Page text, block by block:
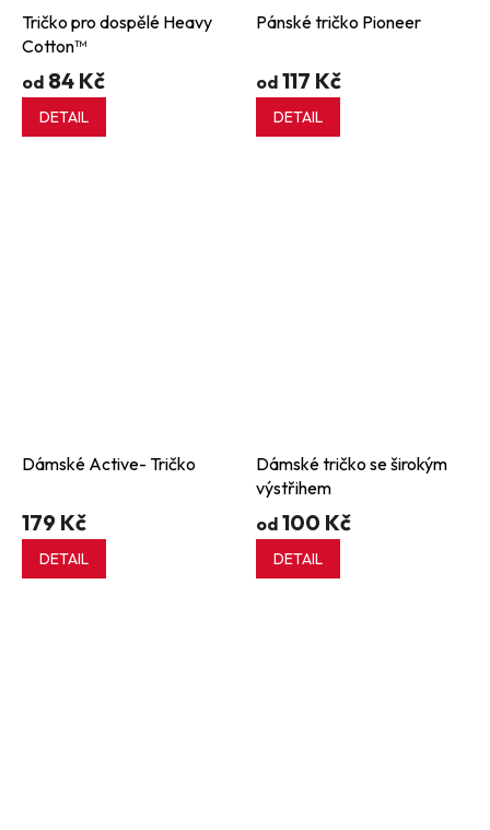
Tričko pro dospělé Heavy
Cotton™
od 84 Kč
DETAIL
Pánské tričko Pioneer
od 117 Kč
DETAIL
Dámské Active- Tričko
179 Kč
DETAIL
Dámské tričko se širokým
výstřihem
od 100 Kč
DETAIL